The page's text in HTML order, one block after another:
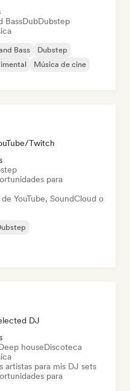
BassDubDubstep
Bass
Dubstep
Música de cine
Twitch
para
YouTube, SoundCloud o
DJ
houseDiscoteca
artistas para mis DJ sets
para